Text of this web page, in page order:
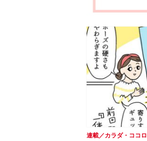
連載／カラダ・ココロ